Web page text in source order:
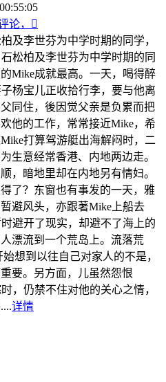
论，

及李世芬为中学时期的同学，
松柏及李世芬为中学时期的同
Mike成就最高。一天，喝得醉
杨宝儿正收拾行李，要与他离
同住，後因觉父亲是负累而把
他的工作，常常接近Mike，希
打算驾游艇出海解闷时，二
生意经常香港、内地两边走。
，暗地里却在内地另有情妇。
了？东窗也有事发的一天，雅
避风头，亦跟著Mike上船去
开了现实，却避不了海上的
漂流到一个荒岛上。流落荒
想到以往自己对家人的不是，
要。另方面，儿虽然怨恨
，仍禁不住对他的关心之情，
详情